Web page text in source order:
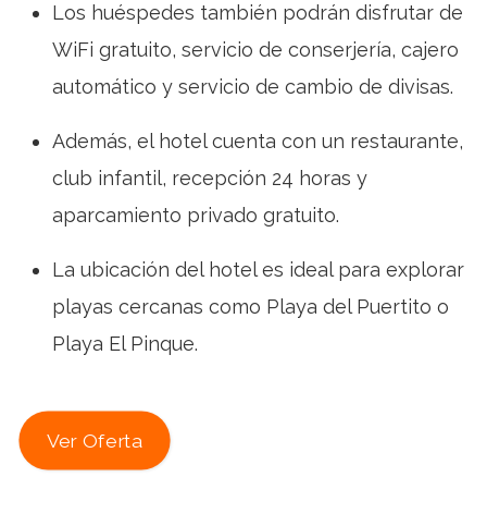
Los huéspedes también podrán disfrutar de
WiFi gratuito, servicio de conserjería, cajero
automático y servicio de cambio de divisas.
Además, el hotel cuenta con un restaurante,
club infantil, recepción 24 horas y
aparcamiento privado gratuito.
La ubicación del hotel es ideal para explorar
playas cercanas como Playa del Puertito o
Playa El Pinque.
Ver Oferta